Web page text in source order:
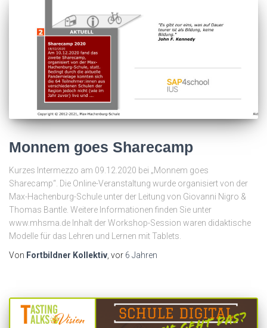
Monnem goes Sharecamp
Kurzes Intermezzo am 09.12.2020 bei „Monnem goes
Sharecamp“. Die Online-Veranstaltung wurde organisiert von der
Max-Hachenburg-Schule unter der Leitung von Giovanni Nigro &
Thomas Bantle. Weitere Informationen finden Sie unter
www.mhsma.de Inhalt der Workshop-Session waren didaktische
Modelle für das Lehren und Lernen mit Tablets.
Von Fortbildner Kollektiv , vor 6 Jahren